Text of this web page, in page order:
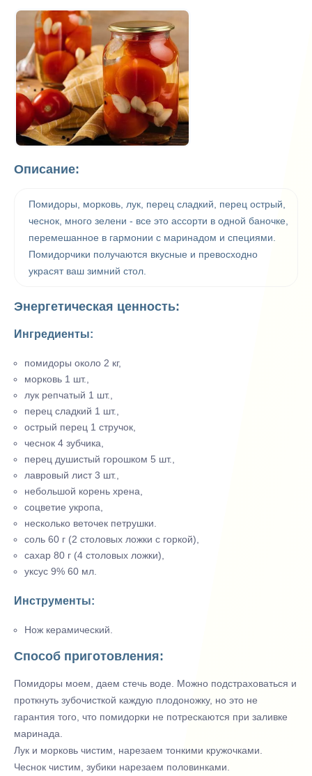
Описание:
Помидоры, морковь, лук, перец сладкий, перец острый,
чеснок, много зелени - все это ассорти в одной баночке,
перемешанное в гармонии с маринадом и специями.
Помидорчики получаются вкусные и превосходно
украсят ваш зимний стол.
Энергетическая ценность:
Ингредиенты:
помидоры около 2 кг,
морковь 1 шт.,
лук репчатый 1 шт.,
перец сладкий 1 шт.,
острый перец 1 стручок,
чеснок 4 зубчика,
перец душистый горошком 5 шт.,
лавровый лист 3 шт.,
небольшой корень хрена,
соцветие укропа,
несколько веточек петрушки.
соль 60 г (2 столовых ложки с горкой),
сахар 80 г (4 столовых ложки),
уксус 9% 60 мл.
Инструменты:
Нож керамический.
Способ приготовления:
Помидоры моем, даем стечь воде. Можно подстраховаться и
проткнуть зубочисткой каждую плодоножку, но это не
гарантия того, что помидорки не потрескаются при заливке
маринада.
Лук и морковь чистим, нарезаем тонкими кружочками.
Чеснок чистим, зубики нарезаем половинками.